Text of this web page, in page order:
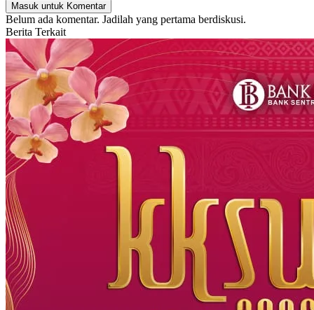
Masuk untuk Komentar
Belum ada komentar. Jadilah yang pertama berdiskusi.
Berita Terkait